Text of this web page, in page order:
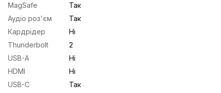
MagSafe
Так
Аудіо роз'єм
Так
Кардрідер
Ні
Thunderbolt
2
USB-A
Ні
HDMI
Ні
USB-С
Так